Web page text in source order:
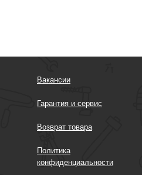
Вакансии
Гарантия и сервис
Возврат товара
Политика
конфиденциальности